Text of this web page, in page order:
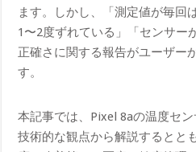
ます。しかし、「測定値が毎回
1〜2度ずれている」「センサー
正確さに関する報告がユーザー
す。
本記事では、Pixel 8aの温度セ
技術的な観点から解説するとと